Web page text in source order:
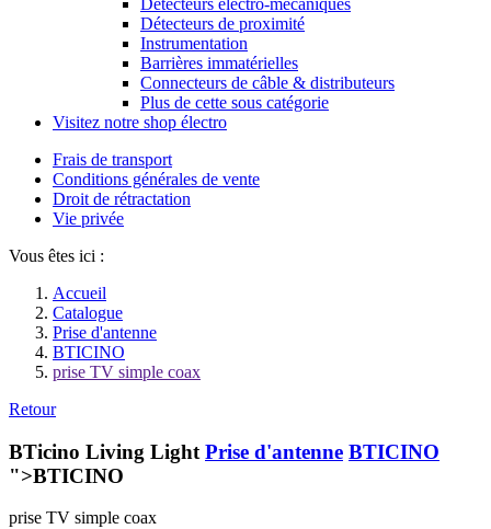
Détecteurs de proximité
Instrumentation
Barrières immatérielles
Connecteurs de câble & distributeurs
Plus de cette sous catégorie
Visitez notre shop électro
Frais de transport
Conditions générales de vente
Droit de rétractation
Vie privée
Vous êtes ici :
Accueil
Catalogue
Prise d'antenne
BTICINO
prise TV simple coax
Retour
BTicino Living Light Prise d'antenne BTICINO
">BTICINO
prise TV simple coax